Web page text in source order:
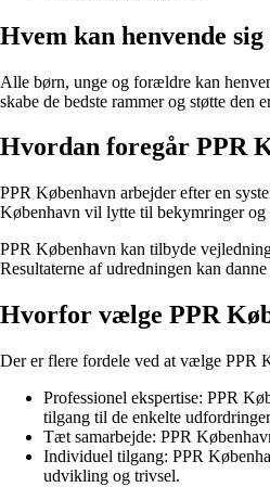
Hvem kan henvende
Alle børn, unge og forældre kan
skabe de bedste rammer og støtte den
Hvordan foregår PPR
PPR København arbejder efter en
København vil lytte til bekymringer og
PPR København kan tilbyde
Resultaterne af udredningen kan
Hvorfor vælge PPR
Der er flere fordele ved at vælge PPR
Professionel ekspertise: PPR
tilgang til de enkelte
Tæt samarbejde: PPR
Individuel tilgang: PPR
udvikling og trivsel.